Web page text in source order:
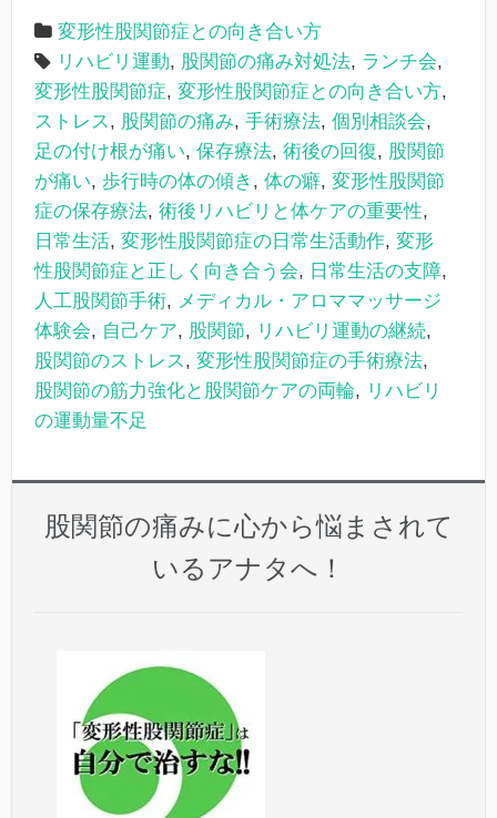
変形性股関節症との向き合い方
リハビリ運動, 股関節の痛み対処法, ランチ会,
変形性股関節症, 変形性股関節症との向き合い方,
ストレス, 股関節の痛み, 手術療法, 個別相談会,
足の付け根が痛い, 保存療法, 術後の回復, 股関節
が痛い, 歩行時の体の傾き , 体の癖, 変形性股関節
症の保存療法, 術後リハビリと体ケアの重要性,
日常生活, 変形性股関節症の日常生活動作, 変形
性股関節症と正しく向き合う会, 日常生活の支障,
人工股関節手術, メディカル・アロママッサージ
体験会, 自己ケア, 股関節, リハビリ運動の継続,
股関節のストレス, 変形性股関節症の手術療法,
股関節の筋力強化と股関節ケアの両輪, リハビリ
の運動量不足
股関節の痛みに心から悩まされて
いるアナタへ！